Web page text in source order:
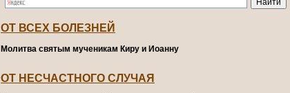
ОТ ВСЕХ БОЛЕЗНЕЙ
Молитва святым мученикам Киру и Иоанну
ОТ НЕСЧАСТНОГО СЛУЧАЯ